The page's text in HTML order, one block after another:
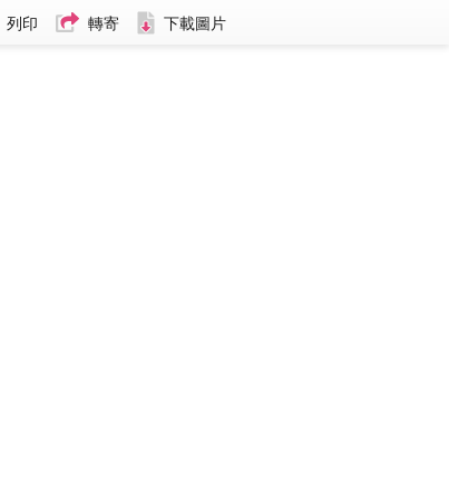
列印 轉寄 下載圖片